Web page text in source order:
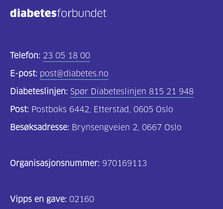
og
Om
(195)
helsepersonell
Telefon: 23 05 18 00
E-post: post@diabetes.no
Diabeteslinjen: Spør Diabeteslinjen 815 21 948
Post: Postboks 6442, Etterstad, 0605 Oslo
Besøksadresse: Brynsengveien 2, 0667 Oslo
Organisasjonsnummer: 970169113
Vipps en gave: 02160